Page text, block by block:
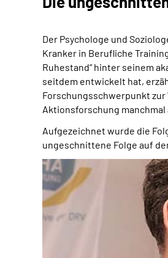
Der Psychologe und
Kranker in Berufliche
Ruhestand“ hinter seinem
seitdem entwickelt hat,
Forschungsschwerpunkt
Aktionsforschung
Aufgezeichnet wurde die
ungeschnittene Folge auf